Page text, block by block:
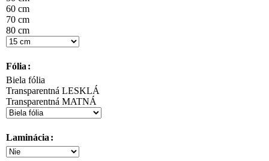
60 cm
70 cm
80 cm
Fólia
Biela fólia
Transparentná LESKLÁ
Transparentná MATNÁ
Laminácia